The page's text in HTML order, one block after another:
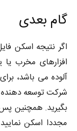
گام بعدی
اگر نتیجه اسکن
افزارهای مخرب
آلوده می باشد،
شرکت توسعه
بگیرید. همچنین
مجددا اسکن